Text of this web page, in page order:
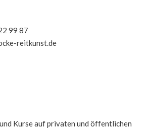
99 87
reitkunst.de
Kurse auf privaten und öffentlichen